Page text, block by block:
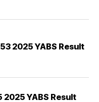
2025 YABS Result
2025 YABS Result